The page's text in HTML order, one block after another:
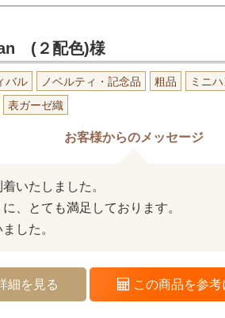
(２配色)様
バル ノベルティ・記念品 粗品
ミニ
表ガーゼ織
お客様からのメッセージ
いたしました。
、とても満足しております。
した。
細を見る この商品を参